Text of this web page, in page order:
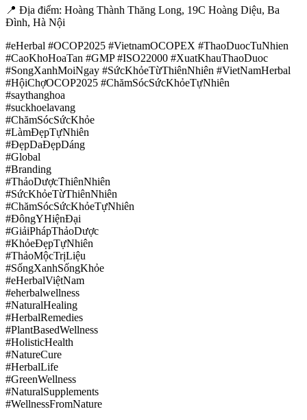
📍 Địa điểm: Hoàng Thành Thăng Long, 19C Hoàng Diệu, Ba
Đình, Hà Nội
#eHerbal #OCOP2025 #VietnamOCOPEX #ThaoDuocTuNhien
#CaoKhoHoaTan #GMP #ISO22000 #XuatKhauThaoDuoc
#SongXanhMoiNgay #SứcKhỏeTừThiênNhiên #VietNamHerbal
#HộiChợOCOP2025 #ChămSócSứcKhỏeTựNhiên
#saythanghoa
#suckhoelavang
#ChămSócSứcKhỏe
#LàmĐẹpTựNhiên
#ĐẹpDaĐẹpDáng
#Global
#Branding
#ThảoDượcThiênNhiên
#SứcKhỏeTừThiênNhiên
#ChămSócSứcKhỏeTựNhiên
#ĐôngYHiệnĐại
#GiảiPhápThảoDược
#KhỏeĐẹpTựNhiên
#ThảoMộcTrịLiệu
#SốngXanhSốngKhỏe
#eHerbalViệtNam
#eherbalwellness
#NaturalHealing
#HerbalRemedies
#PlantBasedWellness
#HolisticHealth
#NatureCure
#HerbalLife
#GreenWellness
#NaturalSupplements
#WellnessFromNature